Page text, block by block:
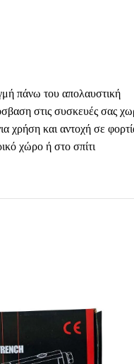
πάνω του απολαυστική
στις συσκευές σας
χρήση και αντοχή σε
χώρο ή στο σπίτι